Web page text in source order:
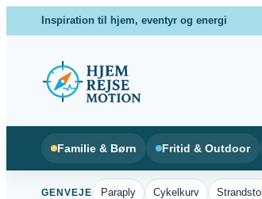
Spring
til
Inspiration til hjem, eventyr og energi
Familie & Børn Fritid & Outdoor
GENVEJE Paraply Cykelkurv Strandstol